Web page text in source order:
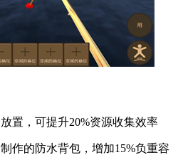
置，可提升20%资源收集效率
作的防水背包，增加15%负重容